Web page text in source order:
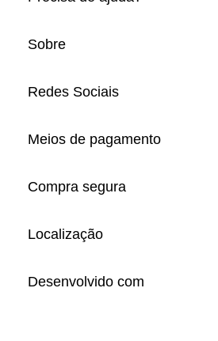
Sobre
Redes Sociais
Meios de pagamento
Compra segura
Localização
Desenvolvido com